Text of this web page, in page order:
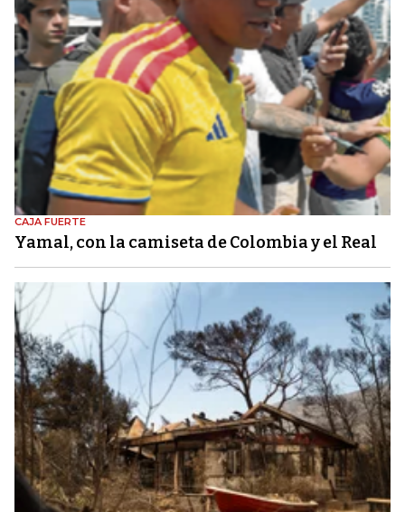
CAJA FUERTE
Yamal, con la camiseta de Colombia y el Real